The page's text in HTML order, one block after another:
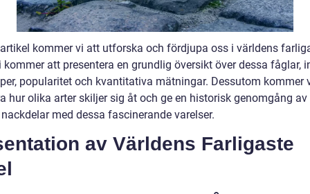
kommer vi att utforska och fördjupa oss i världens
kommer att presentera en grundlig översikt över dessa fåglar,
popularitet och kvantitativa mätningar. Dessutom kommer
hur olika arter skiljer sig åt och ge en historisk genomgång av
med dessa fascinerande varelser.
av Världens Farligaste